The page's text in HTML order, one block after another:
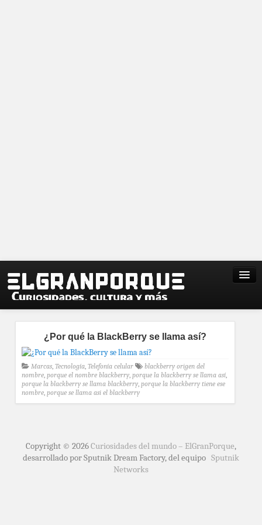
¿Por qué la BlackBerry se llama así?
Marcas, Tecnología, Telefonía celular
blackberry origen del
nombre, porque el nombre blackberry, porque la blackberry se llama así,
porque la blackberry se llama blackberry, porque la blackberry tiene ese
nombre, porque se llama asi el blackberry
Copyright © 2026Curiosidades del mundo – ElGranPorque,
desarrollado por Sputnik Dream Factory, del equipo Sputnik
Networks